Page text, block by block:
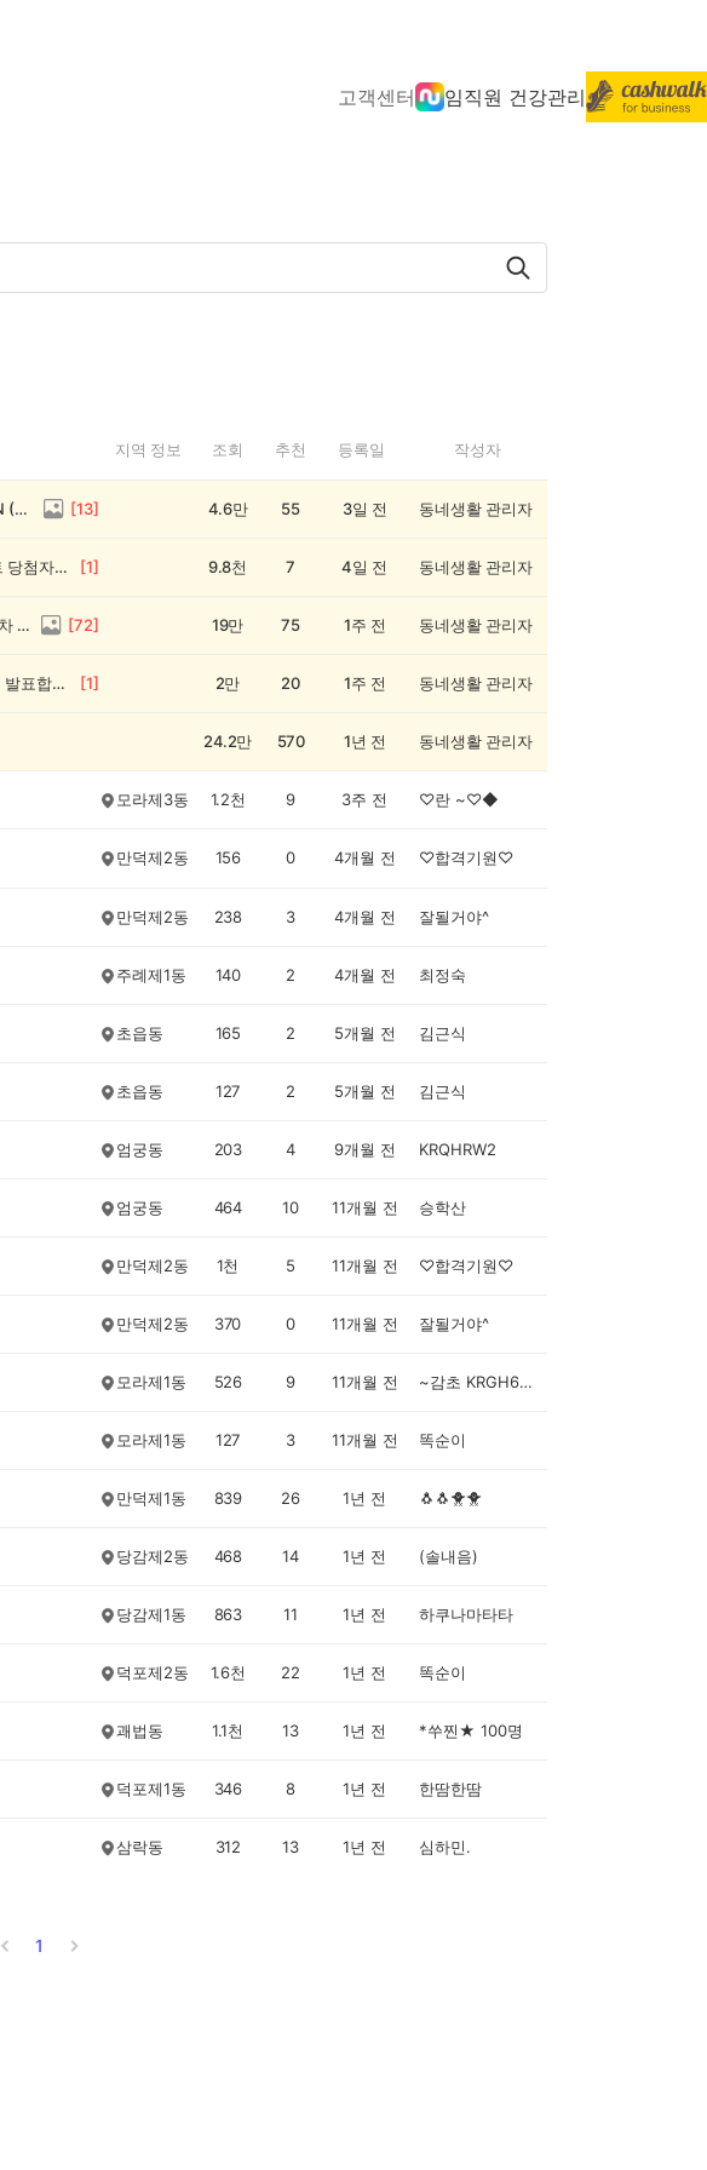
고객센터 임직원 건강관리
지역 정보 조회 추천 등록일 작성자
전원 1,000캐시! 🥳 우리 동네 썰전 14회차 OPEN (~8/17) [13] 4.6만 55 3일 전 동네생활 관리자
💰[당첨자 발표] 26회차 우리 동네 정보왕 이벤트 당첨자를 발표합니다! [1] 9.8천 7 4일 전 동네생활 관리자
💸 전원 2,000캐시 지급! 우리 동네 정보왕 27회차 (~8/10) [72] 19만 75 1주 전 동네생활 관리자
💰[당첨자 발표] 우리 동네 썰전 12회차 당첨자를 발표합니다! [1] 2만 20 1주 전 동네생활 관리자
24.2만 570 1년 전 동네생활 관리자
모라제3동 1.2천 9 3주 전 ♡란 ~♡◆
만덕제2동 156 0 4개월 전 ♡합격기원♡
만덕제2동 238 3 4개월 전 잘될거야^
주례제1동 140 2 4개월 전 최정숙
초읍동 165 2 5개월 전 김근식
초읍동 127 2 5개월 전 김근식
엄궁동 203 4 9개월 전 KRQHRW2
엄궁동 464 10 11개월 전 승학산
만덕제2동 1천 5 11개월 전 ♡합격기원♡
만덕제2동 370 0 11개월 전 잘될거야^
모라제1동 526 9 11개월 전 ~감초 KRGH6X6
모라제1동 127 3 11개월 전 똑순이
만덕제1동 839 26 1년 전 🐧🐧🐥🐥
당감제2동 468 14 1년 전 (솔내음)
당감제1동 863 11 1년 전 하쿠나마타타
덕포제2동 1.6천 22 1년 전 똑순이
괘법동 1.1천 13 1년 전 *쑤찐★ 100명
덕포제1동 346 8 1년 전 한땀한땀
삼락동 312 13 1년 전 심하민.
1